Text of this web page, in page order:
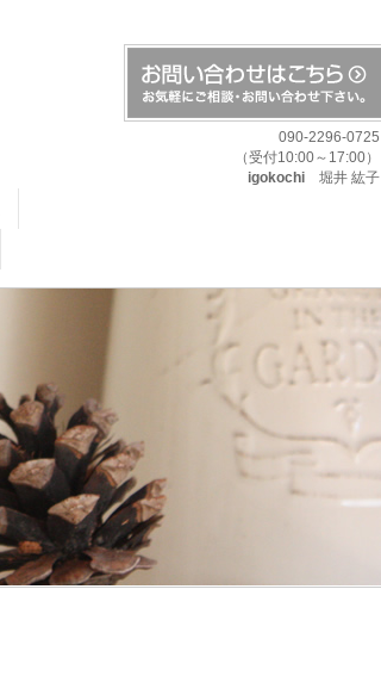
090-2296-0725
（受付10:00～17:00）
igokochi 堀井 紘子